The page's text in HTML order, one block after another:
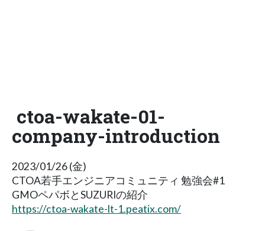
ctoa-wakate-01-
company-introduction
2023/01/26 (金)
CTOA若手エンジニアコミュニティ 勉強会#1
GMOペパボとSUZURIの紹介
https://ctoa-wakate-lt-1.peatix.com/